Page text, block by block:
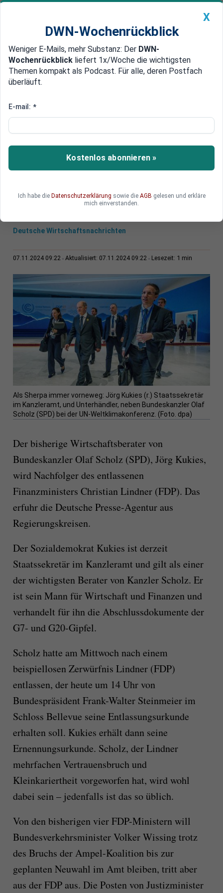
Newsticker MEIN DWN: Geldanlage Premium
Edelmetalle DWN-Magazin China
Der Sherpa übernimmt: Scholz-
Finanzminister
Er ist einer der wichtigsten Berater von Kanzler
Scholz. Jetzt soll er den Posten des gefeuerten
Deutsche Wirtschaftsnachrichten
07.11.2024 09:22 Aktualisiert: 07.11.2024 09:22 Lesezeit: 1 min
Als Sherpa immer vorneweg: Jörg Kukies (r.) Staatssekretär
im Kanzleramt, und Unterhändler, neben Bundeskanzler Olaf
Scholz (SPD) bei der UN-Weltklimakonferenz. (Foto. dpa)
Der bisherige Wirtschaftsberater von
Bundeskanzler Olaf Scholz (SPD), Jörg Kukies,
wird Nachfolger des entlassenen
Finanzministers Christian Lindner (FDP). Das
erfuhr die Deutsche Presse-Agentur aus
Regierungskreisen.
Der Sozialdemokrat Kukies ist derzeit
Staatssekretär im Kanzleramt und gilt als einer
der wichtigsten Berater von Kanzler Scholz. Er
ist sein Mann für Wirtschaft und Finanzen und
verhandelt für ihn die Abschlussdokumente der
G7- und G20-Gipfel.
Scholz hatte am Mittwoch nach einem
beispiellosen Zerwürfnis Lindner (FDP)
entlassen, der heute um 14 Uhr von
Bundespräsident Frank-Walter Steinmeier im
Schloss Bellevue seine Entlassungsurkunde
erhalten soll. Kukies erhält dann seine
Ernennungsurkunde. Scholz, der Lindner
mehrfachen Vertrauensbruch und
Kleinkariertheit vorgeworfen hat, wird wohl
dabei sein – jedenfalls ist das so üblich.
Von den bisherigen vier FDP-Ministern will
Bundesverkehrsminister Volker Wissing trotz
des Bruchs der Ampel-Koalition bis zur
geplanten Neuwahl im Amt bleiben, tritt aber
aus der FDP aus. Die Posten von Justizminister
X
DWN-Wochenrückblick
Weniger E-Mails, mehr Substanz: Der DWN-
Wochenrückblick liefert 1x/Woche die wichtigsten
Themen kompakt als Podcast. Für alle, deren Postfach
überläuft.
E-mail: *
Kostenlos abonnieren »
Ich habe die Datenschutzerklärung sowie die AGB gelesen und erkläre
mich einverstanden.